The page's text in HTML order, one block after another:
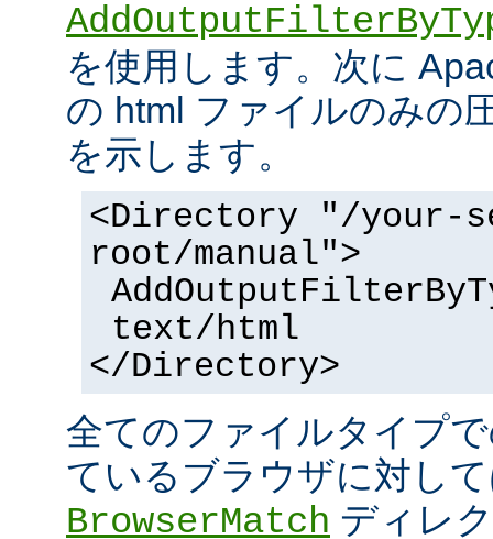
を使用します。次に
の html ファイルのみの
を示します。
<Directory "/your-
root/manual">
text/html
</Directory>
全てのファイルタイプ
ているブラウザに対し
BrowserMatch ディレ